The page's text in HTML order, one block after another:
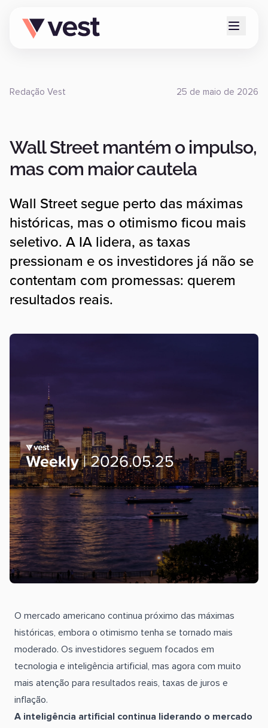
Redação Vest 25 de maio de 2026
Wall Street mantém o impulso,
mas com maior cautela
Wall Street segue perto das máximas
históricas, mas o otimismo ficou mais
seletivo. A IA lidera, as taxas
pressionam e os investidores já não se
contentam com promessas: querem
resultados reais.
O mercado americano continua próximo das máximas
históricas, embora o otimismo tenha se tornado mais
moderado. Os investidores seguem focados em
tecnologia e inteligência artificial, mas agora com muito
mais atenção para resultados reais, taxas de juros e
inflação.
A inteligência artificial continua liderando o mercado